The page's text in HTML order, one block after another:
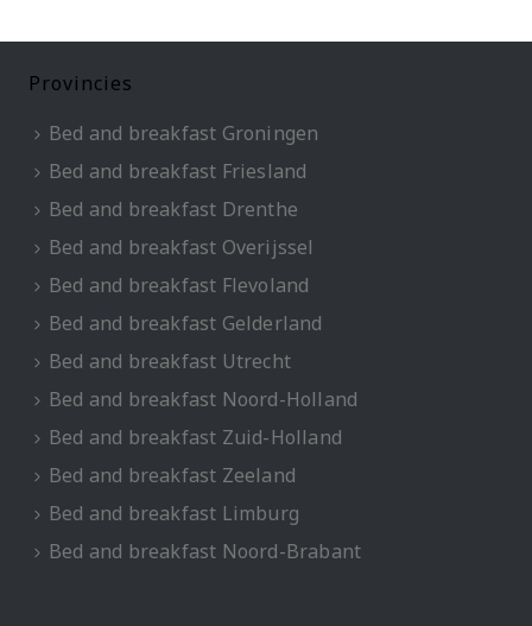
Provincies
Bed and breakfast Groningen
Bed and breakfast Friesland
Bed and breakfast Drenthe
Bed and breakfast Overijssel
Bed and breakfast Flevoland
Bed and breakfast Gelderland
Bed and breakfast Utrecht
Bed and breakfast Noord-Holland
Bed and breakfast Zuid-Holland
Bed and breakfast Zeeland
Bed and breakfast Limburg
Bed and breakfast Noord-Brabant